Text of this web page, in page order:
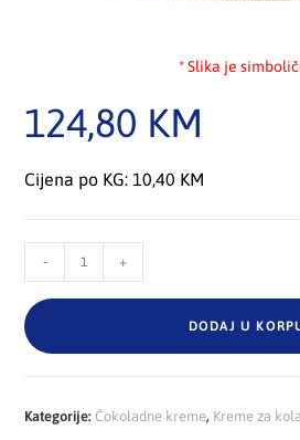
* Slika je
124,80 KM
Cijena po KG: 10,40 KM
- +
DODAJ U
Kategorije: Čokoladne kreme, Kreme za